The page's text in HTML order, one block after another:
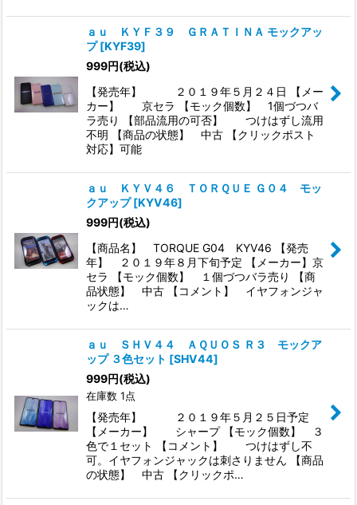
ａｕ ＫＹＦ３９ ＧＲＡＴＩＮＡ モックアッ
プ [KYF39]
999円(税込)
【発売年】 ２０１９年５月２４日 【メー
カー】 京セラ 【モック個数】 1個づつバ
ラ売り 【部品流用の可否】 つけはずし流用
不明 【商品の状態】 中古 【クリックポスト
対応】可能
ａｕ ＫＹＶ４６ ＴＯＲＱＵＥ Ｇ０４ モッ
クアップ [KYV46]
999円(税込)
【商品名】 TORQUE G04 KYV46 【発売
年】 ２０１９年８月下旬予定 【メーカー】京
セラ 【モック個数】 １個づつバラ売り 【商
品状態】 中古 【コメント】 イヤフォンジャ
ックは…
ａｕ ＳＨＶ４４ ＡＱＵＯＳ Ｒ３ モックア
ップ ３色セット [SHV44]
999円(税込)
在庫数 1点
【発売年】 ２０１９年５月２５日予定
【メーカー】 シャープ 【モック個数】 ３
色で１セット 【コメント】 つけはずし不
可。イヤフォンジャックは刺さりません 【商品
の状態】 中古 【クリックポ…